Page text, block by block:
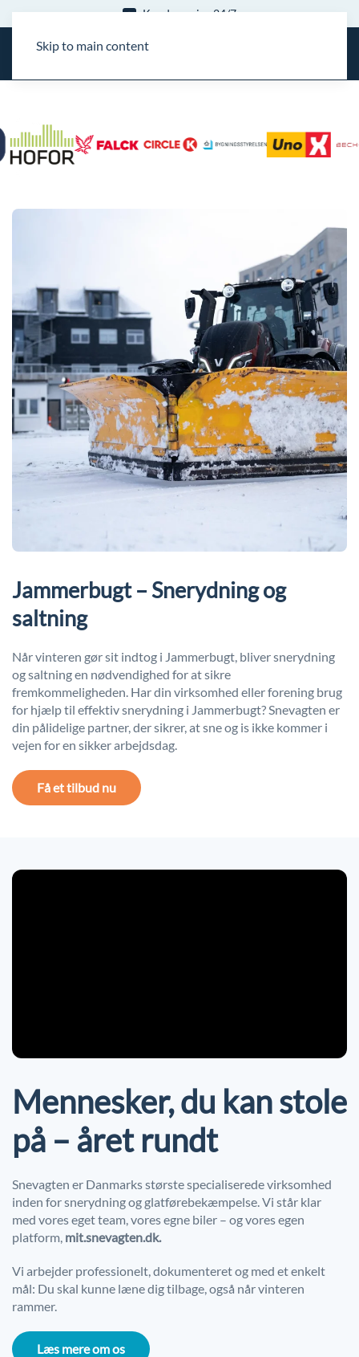
Skip to main content
15 års erfaring
Jammerbugt – Snerydning og
saltning
Når vinteren gør sit indtog i Jammerbugt, bliver snerydning
og saltning en nødvendighed for at sikre
fremkommeligheden. Har din virksomhed eller forening brug
for hjælp til effektiv snerydning i Jammerbugt? Snevagten er
din pålidelige partner, der sikrer, at sne og is ikke kommer i
vejen for en sikker arbejdsdag.
Få et tilbud nu
Mennesker, du kan stole
på – året rundt
Snevagten er Danmarks største specialiserede virksomhed
inden for snerydning og glatførebekæmpelse. Vi står klar
med vores eget team, vores egne biler – og vores egen
platform, mit.snevagten.dk.
Vi arbejder professionelt, dokumenteret og med et enkelt
mål: Du skal kunne læne dig tilbage, også når vinteren
rammer.
Læs mere om os